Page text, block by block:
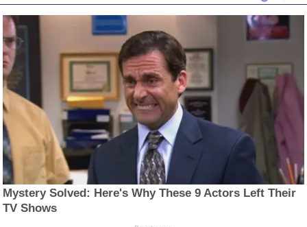
Mystery Solved: Here's Why These 9 Actors Left Their
TV Shows